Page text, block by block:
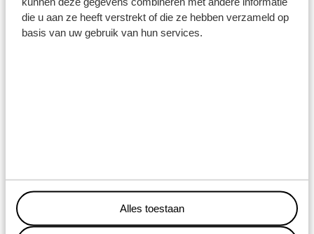
die u aan ze heeft verstrekt of die ze hebben verzameld op
basis van uw gebruik van hun services.
Alles toestaan
overschrijving, betaling, verzekering tot de uitleg bij
de klant. Door onze maatwerk mogelijkheden maken
wij, samen met u, een feestje van de home delivery.